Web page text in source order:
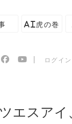
AI虎の巻
ログイン
エスアイ